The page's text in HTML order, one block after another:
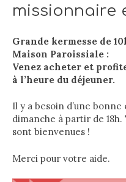
missionnaire
Grande kermesse de
Maison Paroissiale :
Venez acheter et
à l’heure du déjeuner.
Il y a besoin d’une
dimanche à partir de
sont bienvenues !
Merci pour votre aide.